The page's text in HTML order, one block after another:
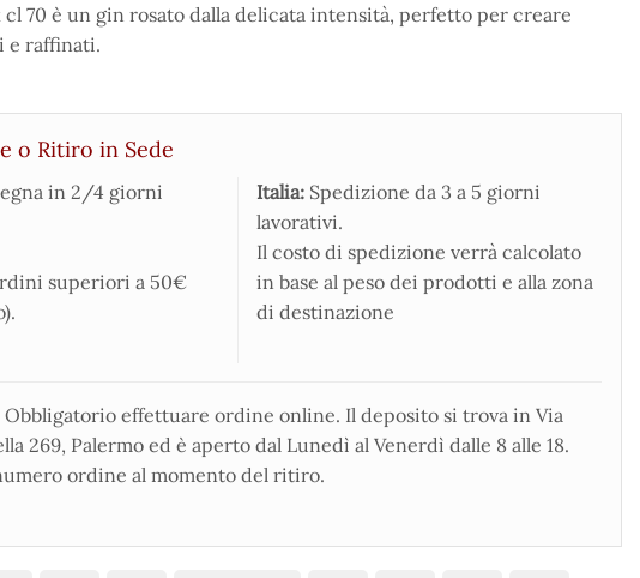
70 è un gin rosato dalla delicata intensità, perfetto per creare
e raffinati.
o Ritiro in Sede
in 2/4 giorni
superiori a 50€
Italia: Spedizione da 3 a 5 giorni
lavorativi.
Il costo di spedizione verrà calcolato
in base al peso dei prodotti e alla zona
di destinazione
Obbligatorio effettuare ordine online. Il deposito si trova in Via
269, Palermo ed è aperto dal Lunedì al Venerdì dalle 8 alle 18.
ordine al momento del ritiro.